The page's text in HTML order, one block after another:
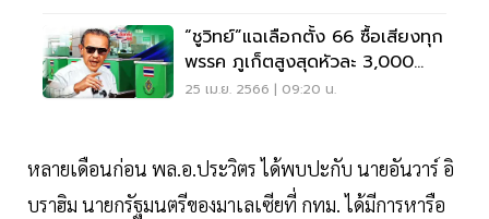
“ชูวิทย์”แฉเลือกตั้ง 66 ซื้อเสียงทุก
พรรค ภูเก็ตสูงสุดหัวละ 3,000
บาท
25 เม.ย. 2566 | 09:20 น.
หลายเดือนก่อน พล.อ.ประวิตร ได้พบปะกับ นายอันวาร์ อิ
บราฮิม นายกรัฐมนตรีของมาเลเซียที่ กทม. ได้มีการหารือ